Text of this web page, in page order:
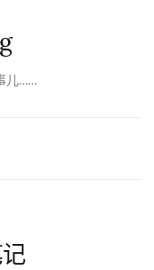
儿……